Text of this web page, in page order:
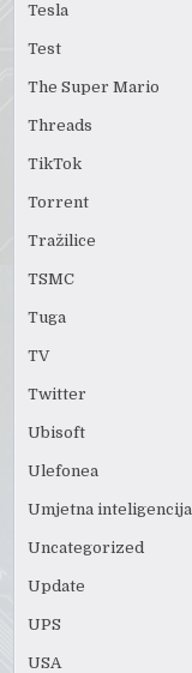
Tesla
Test
The Super Mario
Threads
TikTok
Torrent
Tražilice
TSMC
Tuga
TV
Twitter
Ubisoft
Ulefonea
Umjetna inteligencija
Uncategorized
Update
UPS
USA